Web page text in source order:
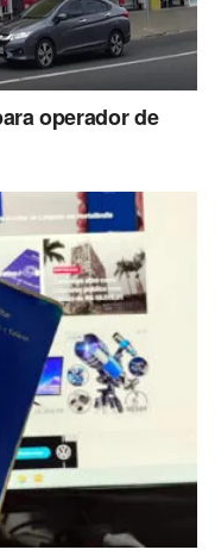
operador de